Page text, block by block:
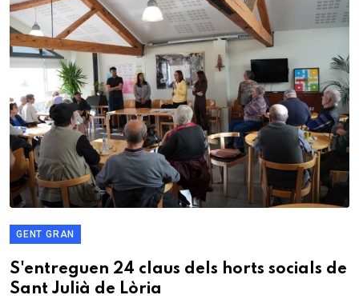
GENT GRAN
S'entreguen 24 claus dels horts socials de
Sant Julià de Lòria